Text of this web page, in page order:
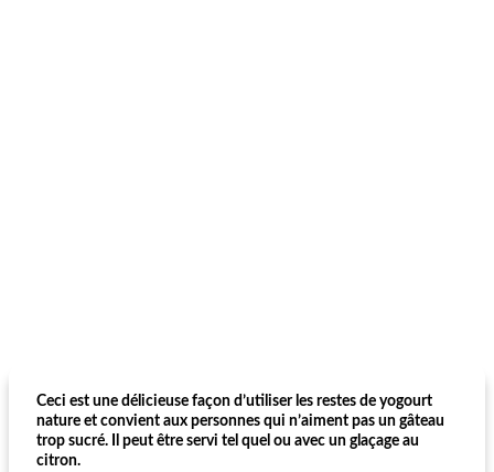
Ceci est une délicieuse façon d’utiliser les restes de yogourt
nature et convient aux personnes qui n’aiment pas un gâteau
trop sucré. Il peut être servi tel quel ou avec un glaçage au
citron.